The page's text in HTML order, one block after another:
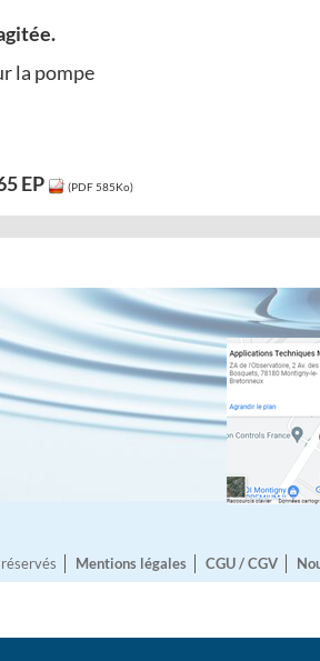
la pompe
EP (PDF 585Ko)
Mentions légales CGU / CGV